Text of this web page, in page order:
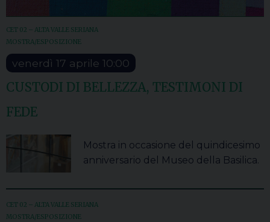
CET 02 – ALTA VALLE SERIANA
MOSTRA/ESPOSIZIONE
venerdì 17 aprile 10:00
CUSTODI DI BELLEZZA, TESTIMONI DI
FEDE
Mostra in occasione del quindicesimo
anniversario del Museo della Basilica.
CET 02 – ALTA VALLE SERIANA
MOSTRA/ESPOSIZIONE